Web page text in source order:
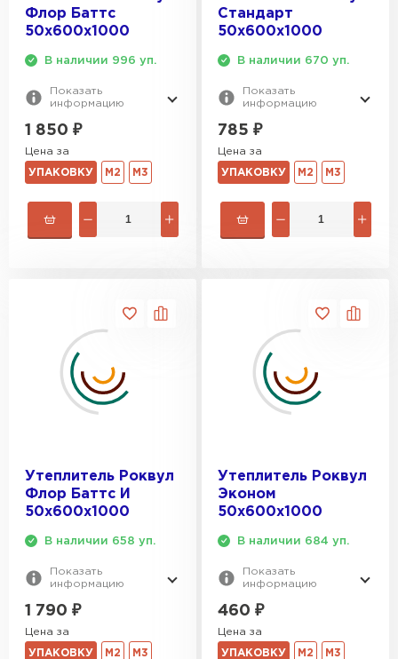
Флор Баттс
50х600х1000
В наличии 996 уп.
Показать
информацию
1 850 ₽
Цена за
УПАКОВКУ М2 М3
Стандарт
50х600х1000
В наличии 670 уп.
Показать
информацию
785 ₽
Цена за
УПАКОВКУ М2 М3
Утеплитель Роквул
Флор Баттс И
50х600х1000
В наличии 658 уп.
Показать
информацию
1 790 ₽
Цена за
УПАКОВКУ М2 М3
Утеплитель Роквул
Эконом
50х600х1000
В наличии 684 уп.
Показать
информацию
460 ₽
Цена за
УПАКОВКУ М2 М3